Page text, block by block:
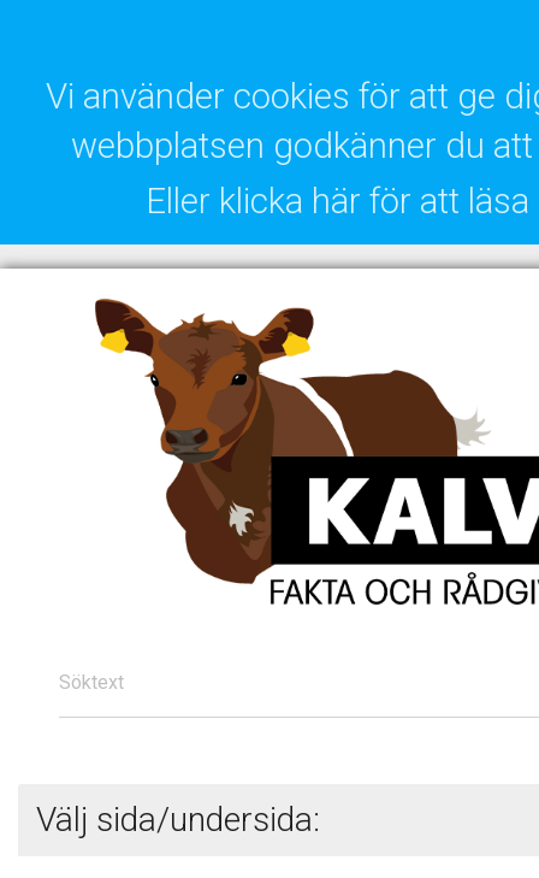
Vi använder cookies för att ge
webbplatsen godkänner du
Eller klicka här för att
Söktext
Välj sida/undersida: